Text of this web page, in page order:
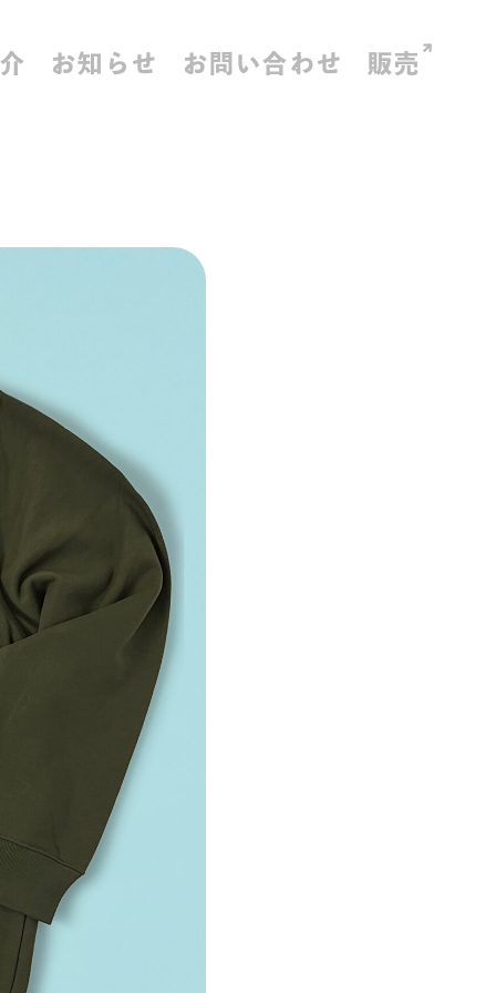
お知らせ お問い合わせ 販売